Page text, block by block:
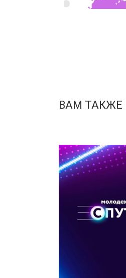
ВАМ ТАКЖЕ